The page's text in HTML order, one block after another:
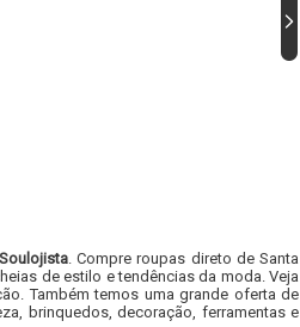
Soulojista. Compre roupas direto de Santa
de estilo e tendências da moda. Veja
Também temos uma grande oferta de
brinquedos, decoração, ferramentas e